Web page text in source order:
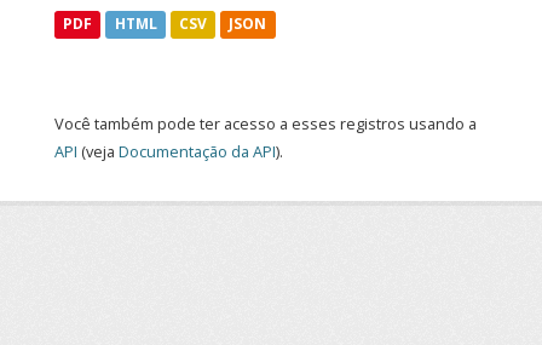
PDF HTML CSV JSON
Você também pode ter acesso a esses registros usando a
API (veja Documentação da API).